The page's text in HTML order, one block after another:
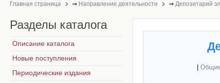
Главная страница ⇒ Направление деятельности ⇒ Депозитарий
Разделы каталога
Описание каталога
Новые поступления
Периодические издания